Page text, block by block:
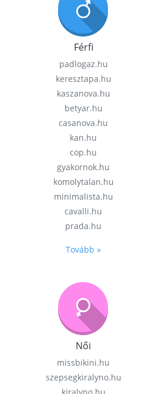
Férfi
padlogaz.hu
keresztapa.hu
kaszanova.hu
betyar.hu
casanova.hu
kan.hu
cop.hu
gyakornok.hu
komolytalan.hu
minimalista.hu
cavalli.hu
prada.hu
Tovább »
Női
missbikini.hu
szepsegkiralyno.hu